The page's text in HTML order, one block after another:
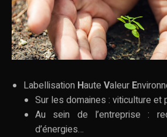
Labellisation Haute Valeur E
Sur les domaines : viticulture et
Au sein de l’entreprise :
d’énergies…